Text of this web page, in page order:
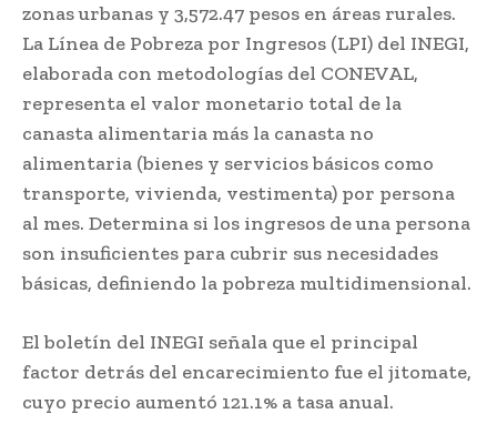
zonas urbanas y 3,572.47 pesos en áreas rurales.
La Línea de Pobreza por Ingresos (LPI) del INEGI,
elaborada con metodologías del CONEVAL,
representa el valor monetario total de la
canasta alimentaria más la canasta no
alimentaria (bienes y servicios básicos como
transporte, vivienda, vestimenta) por persona
al mes. Determina si los ingresos de una persona
son insuficientes para cubrir sus necesidades
básicas, definiendo la pobreza multidimensional.
El boletín del INEGI señala que el principal
factor detrás del encarecimiento fue el jitomate,
cuyo precio aumentó 121.1% a tasa anual.